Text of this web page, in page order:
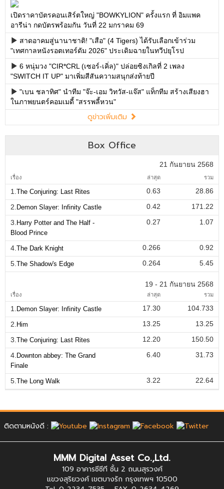
เปิดราคาบัตรคอนเสิร์ตใหญ่ "BOWKYLION" ครั้งแรก ที่ อิมแพค
อารีน่า กดบัตรพร้อมกัน วันที่ 22 มกราคม 69
สาดอาคมสู่นานาชาติ! "เสือ" (4 Tigers) ได้รับเลือกเข้าร่วม
"เทศกาลหนังรอตเทอร์ดัม 2026" ประเดิมฉายในทวีปยุโรป
6 หนุ่มวง "CIR*CRL (เซอร์-เคิ่ล)" ปล่อยซิงเกิลที่ 2 เพลง
"SWITCH IT UP" มาเพิ่มสีสันความสนุกส่งท้ายปี
"เบน ชลาทิศ" นำทีม "จ๊ะ-เอม วิทวัส-แจ๊ส" แท็กทีม สร้างเสียงฮา
ในภาพยนตร์คอมเมดี้ "สรรพลี้หวน"
ดูข่าวเพิ่มเติม
Box Office
21 กันยายน 2568
เรื่อง ล่าสุด รวม
1. The Conjuring: Last Rites 0.63
28.86
2. Demon Slayer: Infinity Castle 0.42
171.22
3. Harry Potter and The Half -
Blood Prince
0.27 1.07
4. The Dark Knight 0.266
0.92
5. The Shadow's Edge 0.264 5.45
19 - 21 กันยายน 2568
เรื่อง ล่าสุด รวม
1. Demon Slayer: Infinity Castle 17.30
104.733
2. Him 13.25
13.25
3. The Conjuring: Last Rites 12.20
150.50
4. Downton abbey: The Grand
Finale
6.40 31.73
5. The Long Walk 3.22 22.64
ติดตามหนังดี :
MMM Digital Asset Co.,Ltd.
109 อาคารซีซีที ชั้น 2 ถนนสุรวงศ์
แขวงสุริยวงศ์ เขตบางรัก กรุงเทพฯ 10500